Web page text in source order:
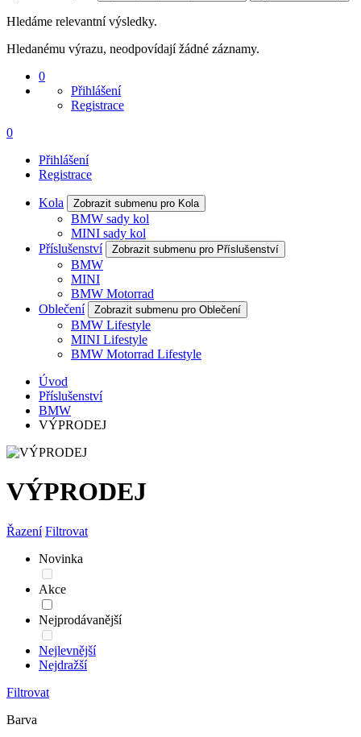
Hledáme relevantní výsledky.
Hledanému výrazu, neodpovídají žádné záznamy.
0
Přihlášení
Registrace
0
Přihlášení
Registrace
Kola Zobrazit submenu pro Kola
BMW sady kol
MINI sady kol
Příslušenství
Zobrazit submenu pro Příslušenství
BMW
MINI
BMW Motorrad
Oblečení
Zobrazit submenu pro Oblečení
BMW Lifestyle
MINI Lifestyle
BMW Motorrad Lifestyle
Úvod
Příslušenství
BMW
VÝPRODEJ
VÝPRODEJ
Řazení Filtrovat
Novinka
Akce
Nejprodávanější
Nejlevnější
Nejdražší
Filtrovat
Barva